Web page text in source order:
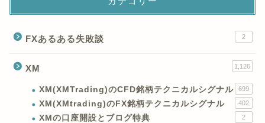
FXあるある失敗談 2
XM 1,126
XM(XMTrading)のCFD銘柄テクニカルシグナル 699
XM(XMtrading)のFX銘柄テクニカルシグナル 402
XMの口座開設とブログ特典 2